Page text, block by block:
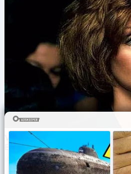
— Да. Света наконец начала
Наташа кинулась к ней:
— Ну что ты, плакать нужно
заслуживает.
Сергей Семенович ходил из
— Эх, Сашка, вот дурак.
Сергей Семенович и
пожить у них. Сашка не
не звонил больше. Через
на развод. Сергей
уговаривать подумать или
Просто сказал, что пусть
считает нужным. Вообще, и